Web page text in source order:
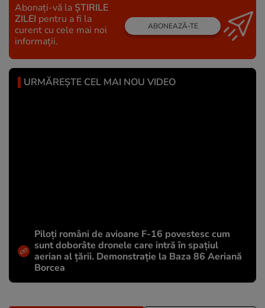
Abonați-vă la ȘTIRILE
ZILEI pentru a fi la
curent cu cele mai noi
informații.
ABONEAZĂ-TE
URMĂREȘTE CEL MAI NOU VIDEO
Piloți români de avioane F-16 povestesc cum
sunt doborâte dronele care intră în spațiul
aerian al țării. Demonstrație la Baza 86 Aeriană
Borcea